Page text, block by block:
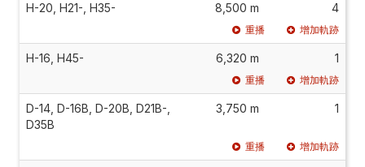
H-20, H21-, H35- 8,500 m 4
重播 增加軌跡
H-16, H45- 6,320 m 1
重播 增加軌跡
D-14, D-16B, D-20B, D21B-,
D35B
3,750 m 1
重播 增加軌跡